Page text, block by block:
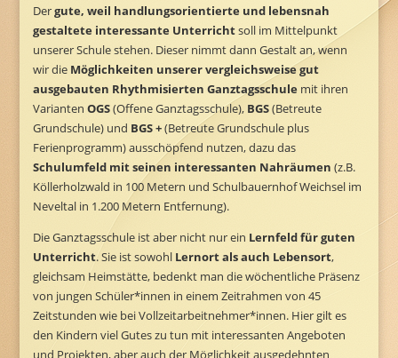
Dergute, weil handlungsorientierte und lebensnah
gestaltete interessante Unterrichtsoll im Mittelpunkt
unserer Schule stehen. Dieser nimmt dann Gestalt an, wenn
wir die Möglichkeiten unserer vergleichsweise gut
ausgebauten Rhythmisierten Ganztagsschule mit ihren
VariantenOGS(Offene Ganztagsschule), BGS(Betreute
Grundschule) und BGS +(Betreute Grundschule plus
Ferienprogramm) ausschöpfend nutzen, dazu das
Schulumfeld mit seinen interessanten Nahräumen (z.B.
Köllerholzwald in 100 Metern und Schulbauernhof Weichsel im
Neveltal in 1.200 Metern Entfernung).
Die Ganztagsschule ist aber nicht nur ein Lernfeld für guten
Unterricht. Sie ist sowohl Lernort als auch Lebensort,
gleichsam Heimstätte, bedenkt man die wöchentliche Präsenz
von jungen Schüler*innen in einem Zeitrahmen von 45
Zeitstunden wie bei Vollzeitarbeitnehmer*innen. Hier gilt es
den Kindern viel Gutes zu tun mit interessanten Angeboten
und Projekten, aber auch der Möglichkeit ausgedehnten